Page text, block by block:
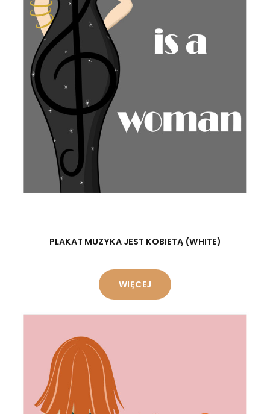
PLAKAT MUZYKA JEST KOBIETĄ (WHITE)
WIĘCEJ